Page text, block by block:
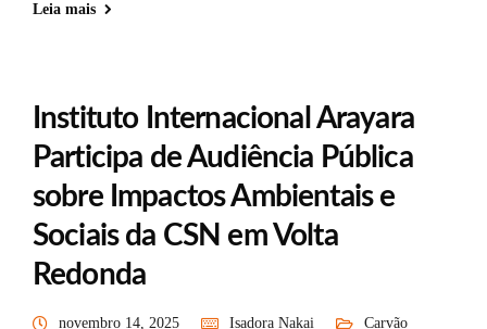
Leia mais
Instituto Internacional Arayara
Participa de Audiência Pública
sobre Impactos Ambientais e
Sociais da CSN em Volta
Redonda
novembro 14, 2025 Isadora Nakai
Carvão